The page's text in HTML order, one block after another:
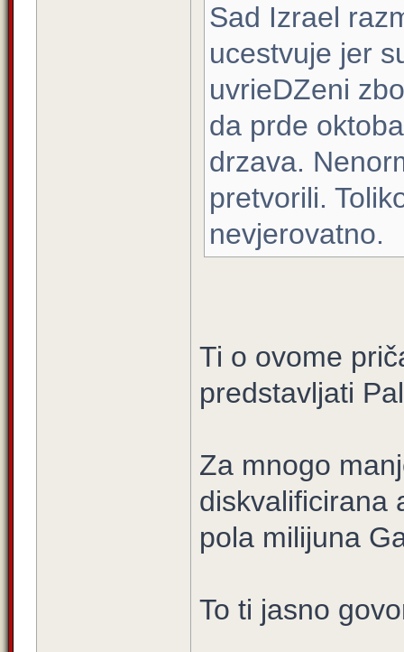
Sad Izrael
ucestvuje jer
uvrieDZeni
da prde
drzava.
pretvorili.
nevjerovatno.
Ti o ovome
predstavljati
Za mnogo
diskvalificirana
pola milijuna
To ti jasno